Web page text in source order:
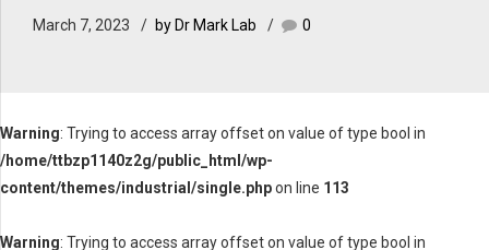
March 7, 2023 by Dr Mark Lab 0
Warning: Trying to access array offset on value of type bool in
/home/ttbzp1140z2g/public_html/wp-
content/themes/industrial/single.phpon line 113
Warning: Trying to access array offset on value of type bool in